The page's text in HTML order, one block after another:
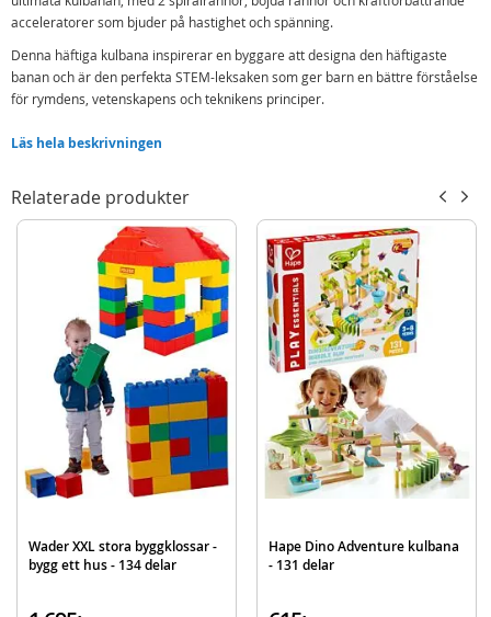
acceleratorer som bjuder på hastighet och spänning.
Denna häftiga kulbana inspirerar en byggare att designa den häftigaste
banan och är den perfekta STEM-leksaken som ger barn en bättre förståelse
för rymdens, vetenskapens och teknikens principer.
100 kulor
1 bomullspåse
Mått förpackning: 62 x 14 x 34 cm
Rek. ålder: från 4 år
Kan kombineras med andra Hape Quadrilla kulbanor.
information
6943478007802
Varumärke Hape
Läs hela beskrivningen
Relaterade produkter
Wader XXL stora byggklossar -
bygg ett hus - 134 delar
Hape Dino Adventure kulbana
- 131 delar